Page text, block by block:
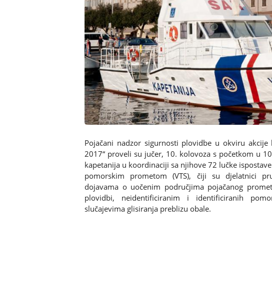
Pojačani nadzor sigurnosti plovidbe u okviru akcije
2017“ proveli su jučer, 10. kolovoza s početkom u
kapetanija u koordinaciji sa njihove 72 lučke
pomorskim prometom (VTS), čiji su djelatnici
dojavama o uočenim područjima pojačanog
plovidbi, neidentificiranim i identificiranih
slučajevima glisiranja preblizu obale.